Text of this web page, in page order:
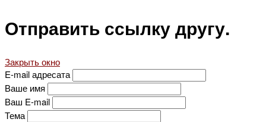
Отправить ссылку другу.
Закрыть окно
E-mail адресата
Ваше имя
Ваш E-mail
Тема